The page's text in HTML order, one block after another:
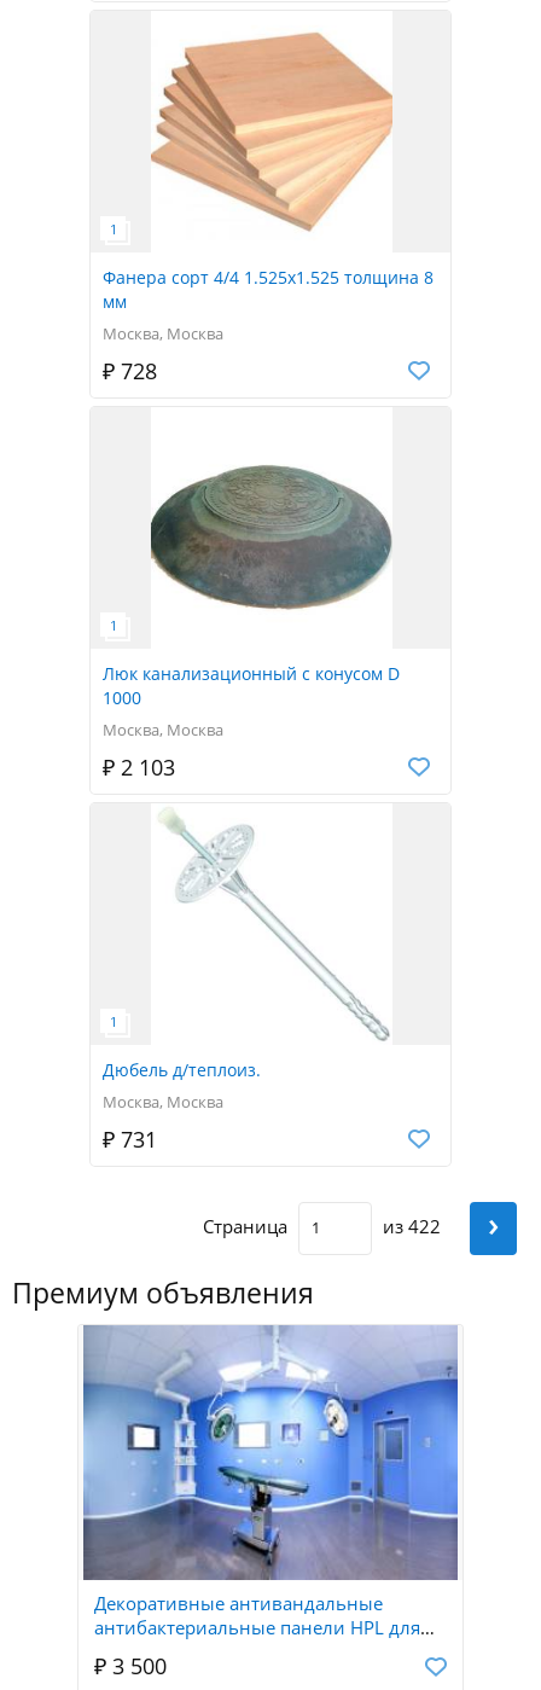
Фанера сорт 4/4 1.525x1.525 толщина 8
мм
Москва, Москва
₽ 728
Люк канализационный с конусом D
1000
Москва, Москва
₽ 2 103
Дюбель д/теплоиз.
Москва, Москва
₽ 731
Страница из 422 ›
Премиум объявления
Декоративные антивандальные
антибактериальные панели HPL для
больниц
₽ 3 500